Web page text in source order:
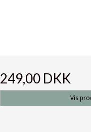
249,00 DKK
Vis